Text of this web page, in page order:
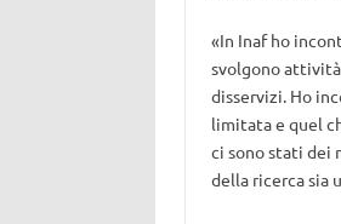
«In Inaf ho
svolgono
disservizi. Ho
limitata e quel
ci sono stati dei
della ricerca sia